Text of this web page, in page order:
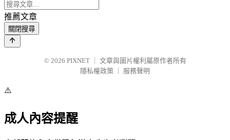
推薦文章
關閉搜尋
© 2026 PIXNET
文章與圖片權利屬原作者所有
隱私權政策
服務聲明
⚠️
成人內容提醒